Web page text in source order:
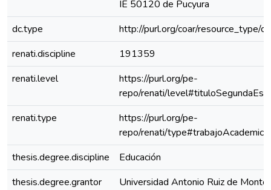
IE 50120 de Pucyura
dc.type
http://purl.org/coar/resource_type/
renati.discipline
191359
renati.level
https://purl.org/pe-
repo/renati/
renati.type
https://purl.org/pe-
repo/renati/type#trabajoAcademico
thesis.degree.discipline
Educación
thesis.degree.grantor
Universidad Antonio Ruiz de